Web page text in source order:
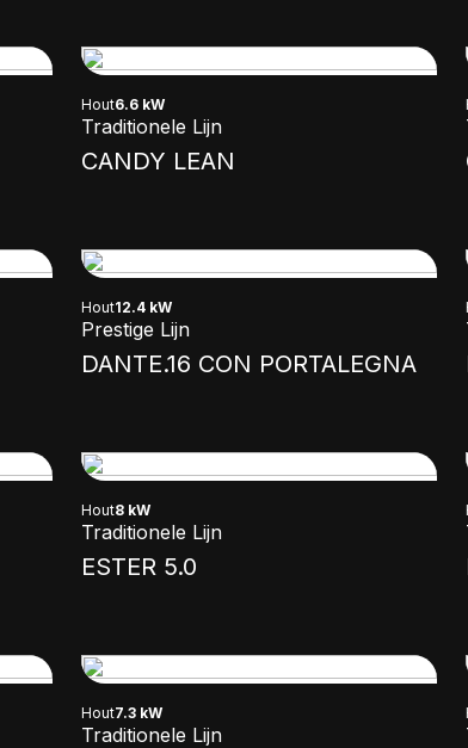
Hout6.6 kW
Traditionele Lijn
CANDY LEAN
Hout12.4 kW
Prestige Lijn
DANTE.16 CON PORTALEGNA
Hout8 kW
Traditionele Lijn
ESTER 5.0
Hout7.3 kW
Traditionele Lijn